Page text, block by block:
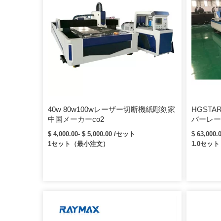
40w 80w100wレーザー切断機紙彫刻家
中国メーカーco2
$ 4,000.00- $ 5,000.00 /セット
1セット（最小注文）
バーレ
板回転
$
1.0セッ